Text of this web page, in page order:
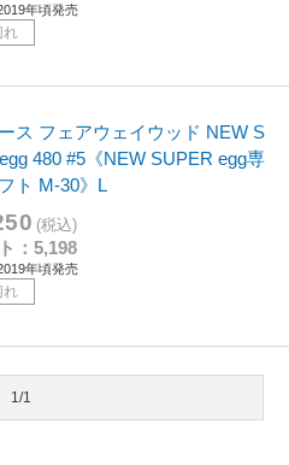
年頃発売
ス フェアウェイウッド NEW S
480 #5《NEW SUPER egg専
ト M-30》L
(税込)
：5,198
年頃発売
れ
1/1